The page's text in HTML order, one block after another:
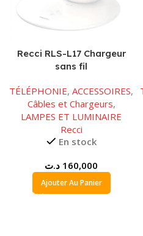
Recci RLS-L17 Chargeur
sans fil
TÉLÉPHONIE,ACCESSOIRES,
Câbles et Chargeurs,
LAMPES ET LUMINAIRE
Recci
En stock
160,000 د.ت
Ajouter Au Panier